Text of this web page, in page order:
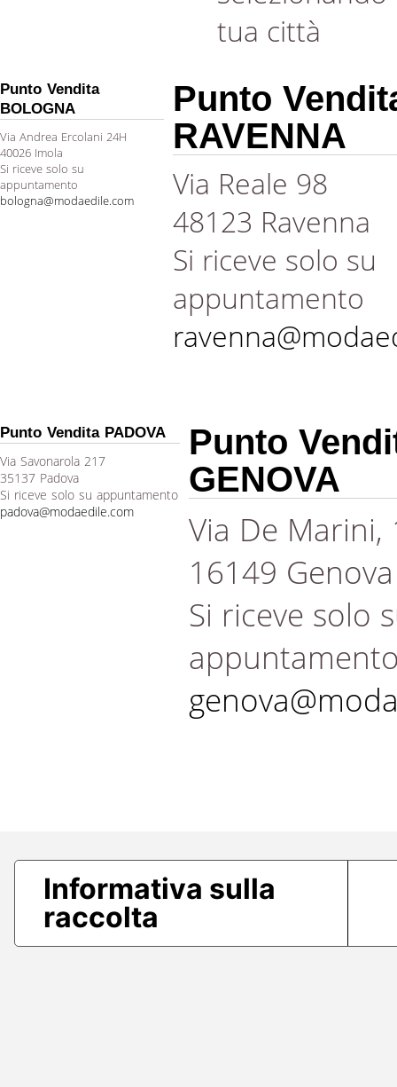
tua città
Punto Vendita
BOLOGNA
Via Andrea Ercolani 24H
40026 Imola
Si riceve solo su
appuntamento
bologna@modaedile.com
Punto
RAVENNA
Via Reale 98
48123 Ravenna
Si riceve solo su
appuntamento
Punto Vendita PADOVA
Via Savonarola 217
35137 Padova
Si riceve solo su appuntamento
padova@modaedile.com
Punto
GENOVA
Via De Marini,
16149 Genova
Si riceve solo
Informativa sulla
raccolta